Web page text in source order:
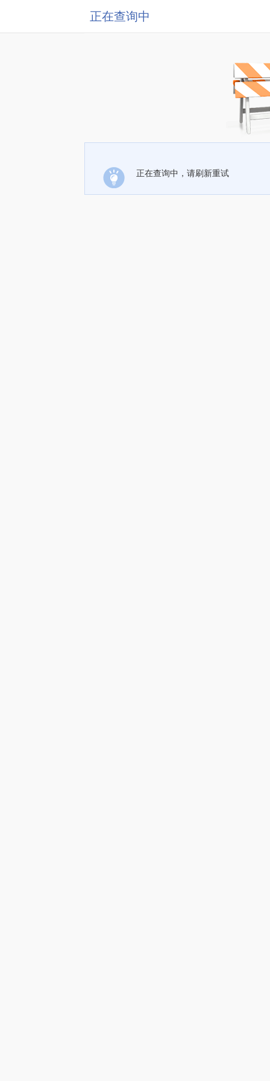
正在查询中
正在查询中，请刷新重试